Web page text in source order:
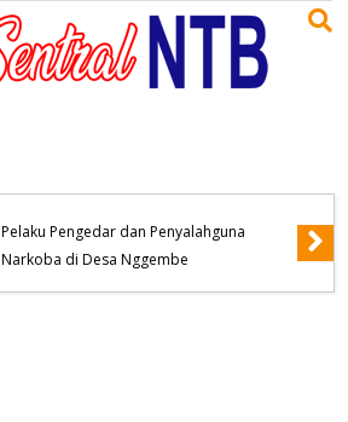
Pelaku Pengedar dan Penyalahguna
Narkoba di Desa Nggembe